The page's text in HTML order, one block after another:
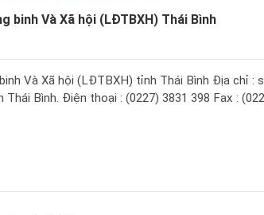
binh Và Xã hội (LĐTBXH) Thái Bình
Và Xã hội (LĐTBXH) tỉnh Thái Bình Địa chỉ :
Bình. Điện thoại : (0227) 3831 398 Fax :